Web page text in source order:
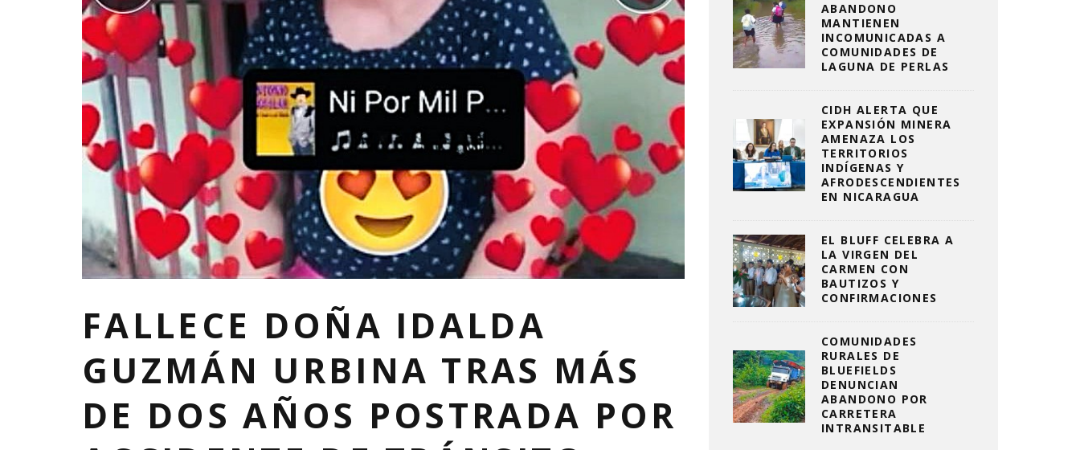
FALLECE DOÑA IDALDA
GUZMÁN URBINA TRAS MÁS
DE DOS AÑOS POSTRADA POR
ABANDONO
MANTIENEN
INCOMUNICADAS A
COMUNIDADES DE
LAGUNA DE PERLAS
CIDH ALERTA QUE
EXPANSIÓN MINERA
AMENAZA LOS
TERRITORIOS
INDÍGENAS Y
AFRODESCENDIENTES
EN NICARAGUA
EL BLUFF CELEBRA A
LA VIRGEN DEL
CARMEN CON
BAUTIZOS Y
CONFIRMACIONES
COMUNIDADES
RURALES DE
BLUEFIELDS
DENUNCIAN
ABANDONO POR
CARRETERA
INTRANSITABLE